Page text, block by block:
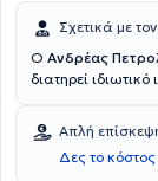
Σχετικά με τον
Ο Ανδρέας
διατηρεί
σε διεθνώς
γονιμοποίησης στο Παρίσι πάνω
τεχνικές
Απλή
Δες το κόστος